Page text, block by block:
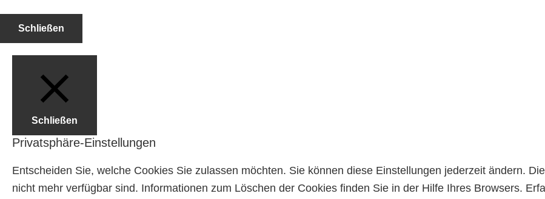
Schließen
Schließen
Privatsphäre-Einstellungen
Entscheiden Sie, welche Cookies Sie zulassen möchten. Sie können diese Einstellungen jederzeit ändern.
nicht mehr verfügbar sind. Informationen zum Löschen der Cookies finden Sie in der Hilfe Ihres Browsers.